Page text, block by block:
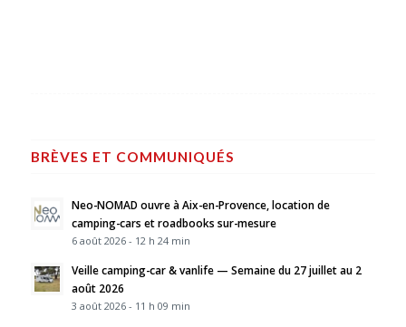
BRÈVES ET COMMUNIQUÉS
Neo-NOMAD ouvre à Aix-en-Provence, location de
camping-cars et roadbooks sur-mesure
6 août 2026 - 12 h 24 min
Veille camping-car & vanlife — Semaine du 27 juillet au 2
août 2026
3 août 2026 - 11 h 09 min